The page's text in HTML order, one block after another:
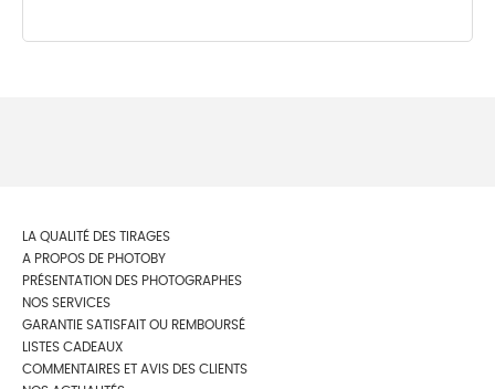
LA QUALITÉ DES TIRAGES
A PROPOS DE PHOTOBY
PRÉSENTATION DES PHOTOGRAPHES
NOS SERVICES
GARANTIE SATISFAIT OU REMBOURSÉ
LISTES CADEAUX
COMMENTAIRES ET AVIS DES CLIENTS